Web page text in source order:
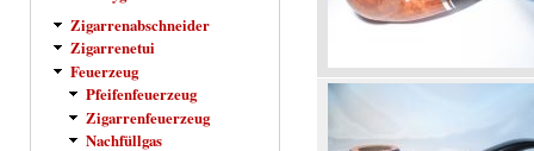
Zigarrenabschneider
Zigarrenetui
Feuerzeug
Pfeifenfeuerzeug
Zigarrenfeuerzeug
Nachfüllgas